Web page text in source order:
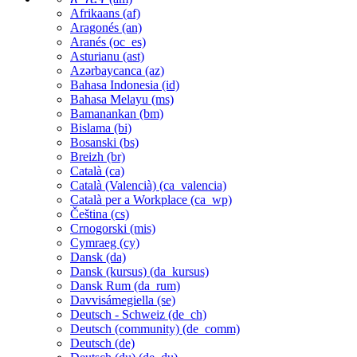
Afrikaans ‎(af)‎
Aragonés ‎(an)‎
Aranés ‎(oc_es)‎
Asturianu ‎(ast)‎
Azərbaycanca ‎(az)‎
Bahasa Indonesia ‎(id)‎
Bahasa Melayu ‎(ms)‎
Bamanankan ‎(bm)‎
Bislama ‎(bi)‎
Bosanski ‎(bs)‎
Breizh ‎(br)‎
Català ‎(ca)‎
Català (Valencià) ‎(ca_valencia)‎
Català per a Workplace ‎(ca_wp)‎
Čeština ‎(cs)‎
Crnogorski ‎(mis)‎
Cymraeg ‎(cy)‎
Dansk ‎(da)‎
Dansk (kursus) ‎(da_kursus)‎
Dansk Rum ‎(da_rum)‎
Davvisámegiella ‎(se)‎
Deutsch - Schweiz ‎(de_ch)‎
Deutsch (community) ‎(de_comm)‎
Deutsch ‎(de)‎